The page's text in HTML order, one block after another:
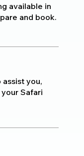
available in
and book.
you,
Safari